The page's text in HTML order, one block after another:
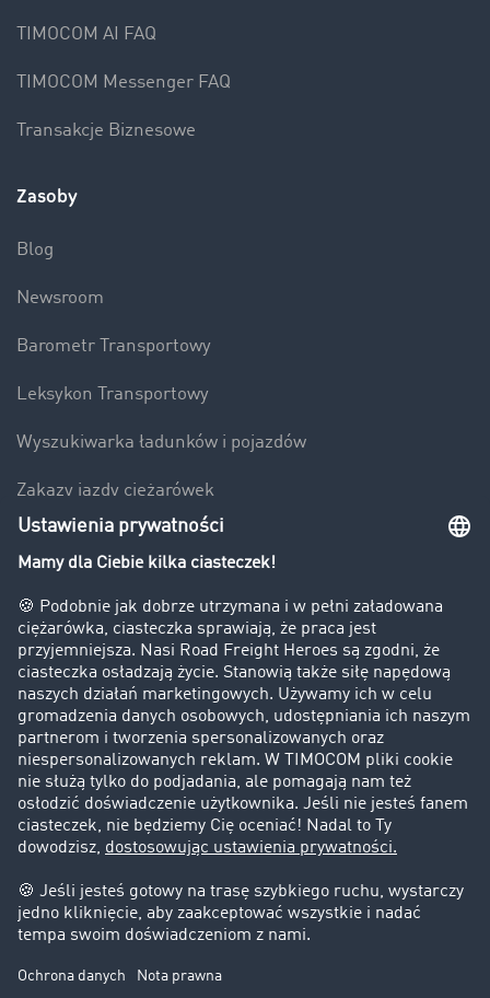
TIMOCOM AI FAQ
TIMOCOM Messenger FAQ
Transakcje Biznesowe
Zasoby
Blog
Newsroom
Barometr Transportowy
Leksykon Transportowy
Wyszukiwarka ładunków i pojazdów
Zakazy jazdy ciężarówek
Bezpieczeństwo
Firma
Historie sukcesu
Klienci pozyskują nowych klientów
Informacje prawne
Impressum
OWU
Ochrona danych
Ustawienia plików cookies